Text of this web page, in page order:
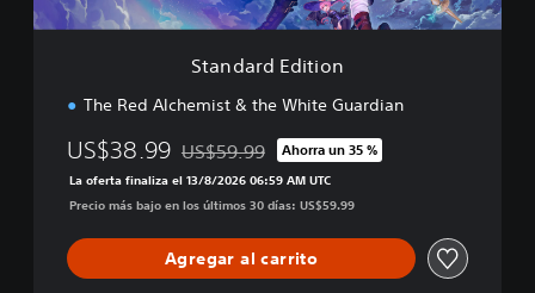
t
Standard Edition
The Red Alchemist & the White Guardian
US$38.99 Rebajado del precio original de US$59.99
US$59.99 Ahorra un 35 %
La oferta finaliza el 13/8/2026 06:59 AM UTC
Precio más bajo en los últimos 30 días: US$59.99
Agregar al carrito